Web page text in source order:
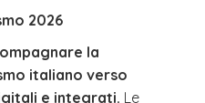
2026
la
italiano verso
e integrati. Le